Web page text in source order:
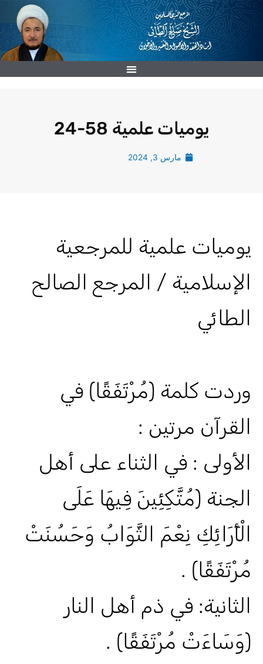
تخطي
يوميات علمية 58-24
مارس 3, 2024
يوميات علمية للمرجعية
الإسلامية / المرجع الصالح
الطائي
وردت كلمة (مُرْتَفَقًا) في
القرآن مرتين :
الأولى : في الثناء على أهل
الجنة (مُتَّكِئِينَ فِيهَا عَلَى
الْأَرَائِكِ نِعْمَ الثَّوَابُ وَحَسُنَتْ
مُرْتَفَقًا) .
الثانية: في ذم أهل النار
(وَسَاءَتْ مُرْتَفَقًا) .